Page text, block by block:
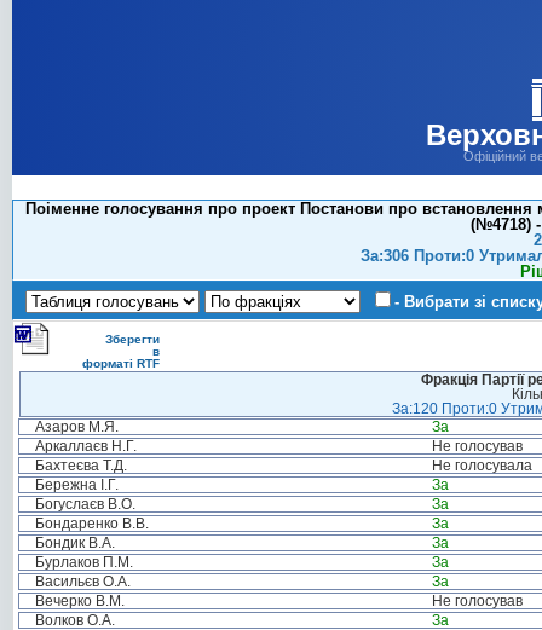
Офіційний
Поіменне голосування про проект Постанови про
(№4718) -
За:306 Проти:0
- Вибрати зі
Зберегти
в
форматі RTF
Фракція Партії
За:120 Проти:0
Азаров М.Я.
За
Аркаллаєв Н.Г.
Не голосував
Бахтеєва Т.Д.
Не голосувала
Бережна І.Г.
За
Богуслаєв В.О.
За
Бондаренко В.В.
За
Бондик В.А.
За
Бурлаков П.М.
За
Васильєв О.А.
За
Вечерко В.М.
Не голосував
Волков О.А.
За